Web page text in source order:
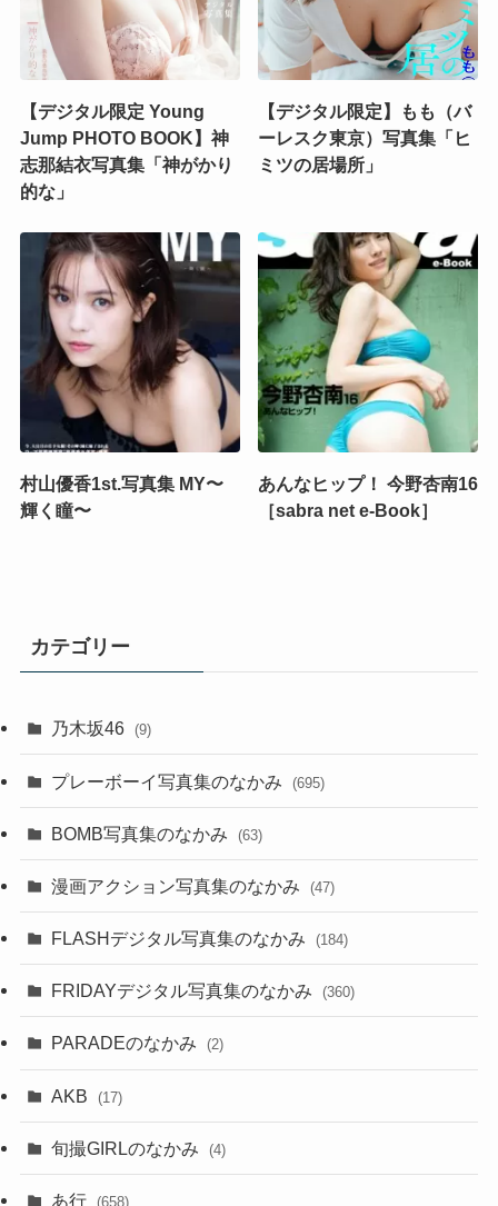
【デジタル限定 Young
Jump PHOTO BOOK】神
志那結衣写真集「神がかり
的な」
【デジタル限定】もも（バ
ーレスク東京）写真集「ヒ
ミツの居場所」
村山優香1st.写真集 MY〜
輝く瞳〜
あんなヒップ！ 今野杏南16
［sabra net e-Book］
カテゴリー
乃木坂46 (9)
プレーボーイ写真集のなかみ (695)
BOMB写真集のなかみ (63)
漫画アクション写真集のなかみ (47)
FLASHデジタル写真集のなかみ (184)
FRIDAYデジタル写真集のなかみ (360)
PARADEのなかみ (2)
AKB (17)
旬撮GIRLのなかみ (4)
あ行 (658)